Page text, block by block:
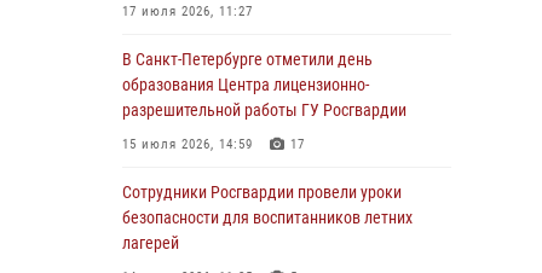
06 августа 2026, 11:36
Сотрудники и военнослужащие Росгвардии
обеспечили правопорядок при проведении
матча "Зенит" - "Балтика"
06 августа 2026, 07:30 10
В Выборгском районе наряд Росгвардии
обнаружил разыскиваемый преступный
автотранспорт
17 июля 2026, 11:27
В Санкт-Петербурге отметили день
образования Центра лицензионно-
разрешительной работы ГУ Росгвардии
15 июля 2026, 14:59 17
Сотрудники Росгвардии провели уроки
безопасности для воспитанников летних
лагерей